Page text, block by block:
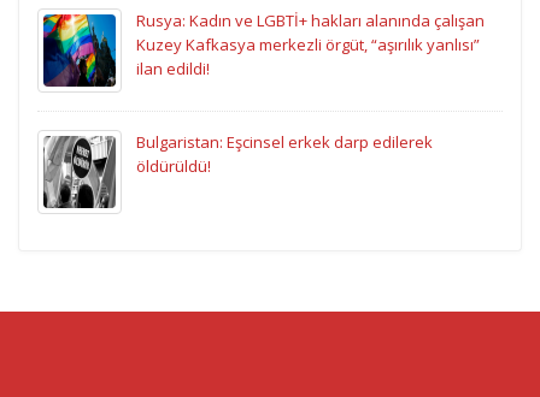
Rusya: Kadın ve LGBTİ+ hakları alanında çalışan
Kuzey Kafkasya merkezli örgüt, “aşırılık yanlısı”
ilan edildi!
Bulgaristan: Eşcinsel erkek darp edilerek
öldürüldü!